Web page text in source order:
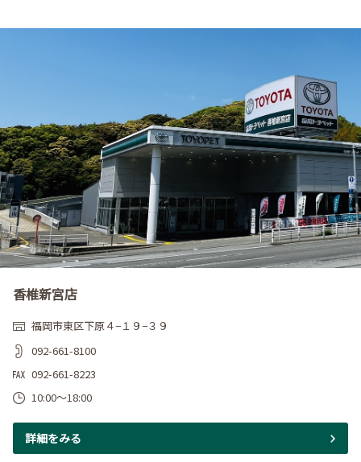
香椎新宮店
福岡市東区下原４−１９−３９
092-661-8100
092-661-8223
10:00～18:00
詳細をみる